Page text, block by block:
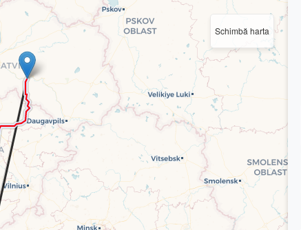
Schimbă harta